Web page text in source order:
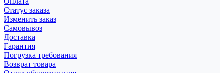
Статус заказа
Изменить заказ
Самовывоз
Доставка
Гарантия
Погрузка требования
Возврат товара